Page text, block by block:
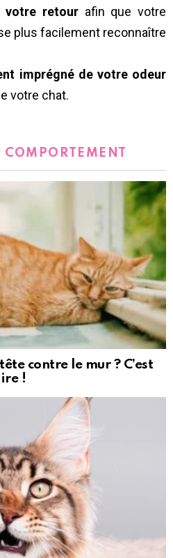
retourafin que votre
plus facilement reconnaître
imprégné de votre odeur
votre chat.
COMPORTEMENT
contre le mur ? C’est
!